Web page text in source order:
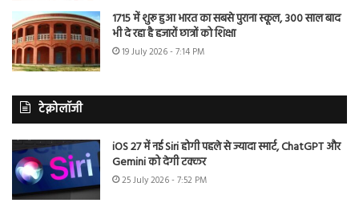
1715 में शुरू हुआ भारत का सबसे पुराना स्कूल, 300 साल बाद
भी दे रहा है हजारों छात्रों को शिक्षा
19 July 2026 - 7:14 PM
टेक्नोलॉजी
iOS 27 में नई Siri होगी पहले से ज्यादा स्मार्ट, ChatGPT और
Gemini को देगी टक्कर
25 July 2026 - 7:52 PM